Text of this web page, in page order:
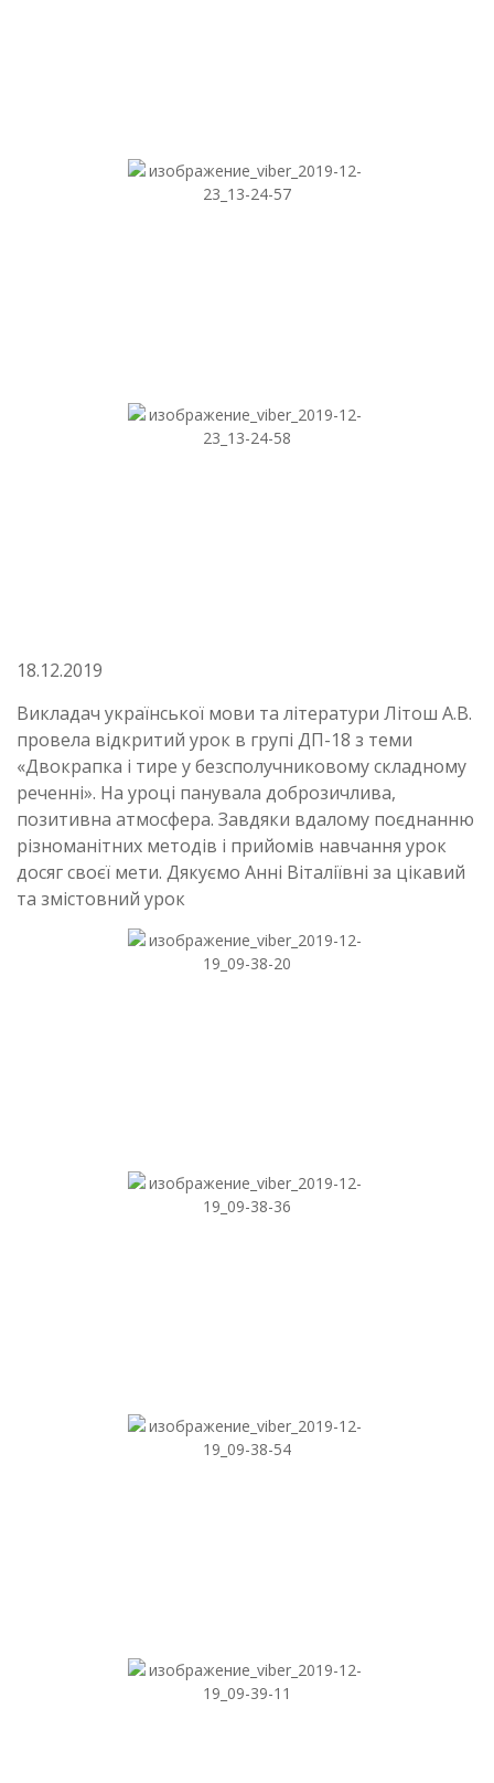
18.12.2019
Викладач української мови та літератури Літош А.В.
провела відкритий урок в групі ДП-18 з теми
«Двокрапка і тире у безсполучниковому складному
реченні». На уроці панувала доброзичлива,
позитивна атмосфера. Завдяки вдалому поєднанню
різноманітних методів і прийомів навчання урок
досяг своєї мети. Дякуємо Анні Віталіївні за цікавий
та змістовний урок